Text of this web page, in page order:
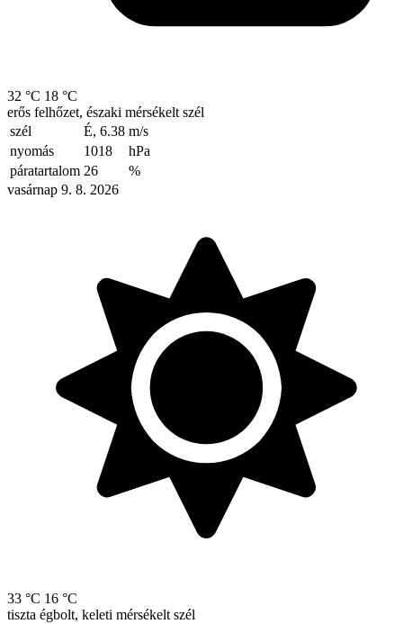
32 °C 18 °C
erős felhőzet, északi mérsékelt szél
szél
É, 6.38 m/s
nyomás
1018
hPa
páratartalom 26
%
vasárnap 9. 8. 2026
33 °C 16 °C
tiszta égbolt, keleti mérsékelt szél